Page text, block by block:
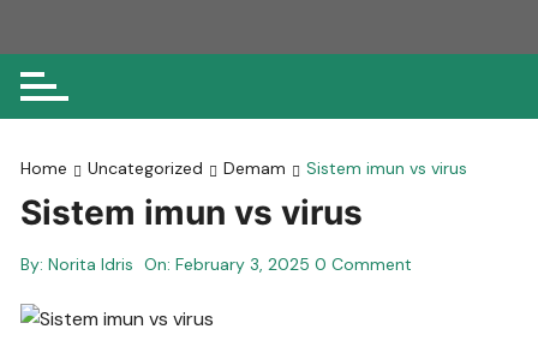
Home Uncategorized Demam Sistem imun vs virus
Sistem imun vs virus
By: Norita Idris On:February 3, 2025 0 Comment